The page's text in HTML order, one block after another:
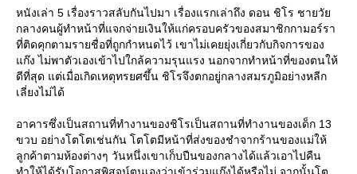
หนังเล่า 5 เรื่องราวสลับกันไปมา เรื่องแรกเล่าถึง ดอน ชิโร ชายวั
กลางคนผู้ทำหน้าที่แจกจ่ายเงินให้แก่ครอบครัวของสมาชิกกามอร์รา
ที่ติดคุกตามรายชื่อที่ถูกกำหนดไว้ เขาไม่เคยยุ่งเกี่ยวกับกิจการของ
ก๊ง ไม่พาตัวเองเข้าไปใกล้ความรุนแรง นอกจากทำหน้าที่ของตนให้
ดีที่สุด แต่เมื่อเกิดเหตุทรยศขึ้น ชิโรจึงตกอยู่กลางสมรภูมิอย่างหลีก
เลี่ยงไม่ได้
อาคารซึ่งเป็นสถานที่ทำงานของชิโรเป็นสถานที่ทำงานของเด็ก 13
ขวบ อย่างโตโตเช่นกัน โตโตมีหน้าที่ส่งของชำจากร้านของแม่ให้
ลูกค้าตามห้องต่างๆ วันหนึ่งเขาเก็บปืนของกลางได้แล้วเอาไปคืน